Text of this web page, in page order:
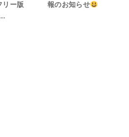
ー版
報のお知らせ